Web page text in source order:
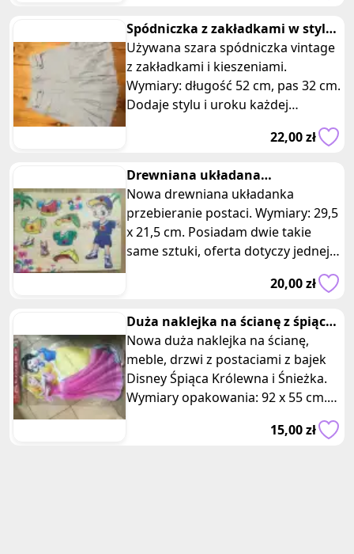
Spódniczka z zakładkami w stylu
vintage szara
Używana szara spódniczka vintage
z zakładkami i kieszeniami.
Wymiary: długość 52 cm, pas 32 cm.
Dodaje stylu i uroku każdej
stylizacji! Ta spódniczka ma unika
22,00 zł
Drewniana układana
przebieranie postaci
Nowa drewniana układanka
przebieranie postaci. Wymiary: 29,5
x 21,5 cm. Posiadam dwie takie
same sztuki, oferta dotyczy jednej z
nich. Ta kreatywna zabawka zape
20,00 zł
Duża naklejka na ścianę z śpiąca
królewna i Śnieżka
Nowa duża naklejka na ścianę,
meble, drzwi z postaciami z bajek
Disney Śpiąca Królewna i Śnieżka.
Wymiary opakowania: 92 x 55 cm.
15,00 zł